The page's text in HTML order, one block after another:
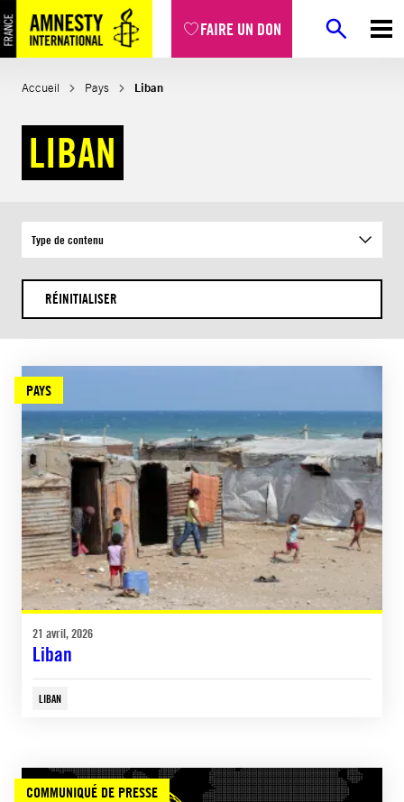
FAIRE UN DON
Aller
au
contenu
Accueil Pays Liban
LIBAN
Type de contenu
RÉINITIALISER
PAYS
21 avril, 2026
Liban
LIBAN
COMMUNIQUÉ DE PRESSE